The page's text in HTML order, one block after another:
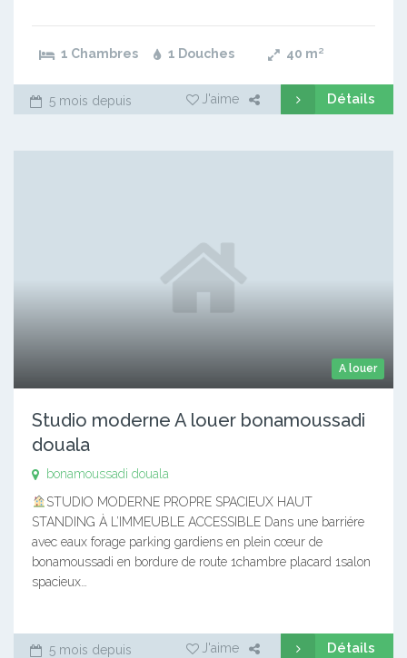
1 Chambres 1 Douches 40 m²
5 mois depuis J'aime Détails
A louer
Studio moderne A louer bonamoussadi
douala
bonamoussadi douala
STUDIO MODERNE PROPRE SPACIEUX HAUT
STANDING À L’IMMEUBLE ACCESSIBLE Dans une barriére
avec eaux forage parking gardiens en plein cœur de
bonamoussadi en bordure de route 1chambre placard 1salon
spacieux…
5 mois depuis J'aime Détails